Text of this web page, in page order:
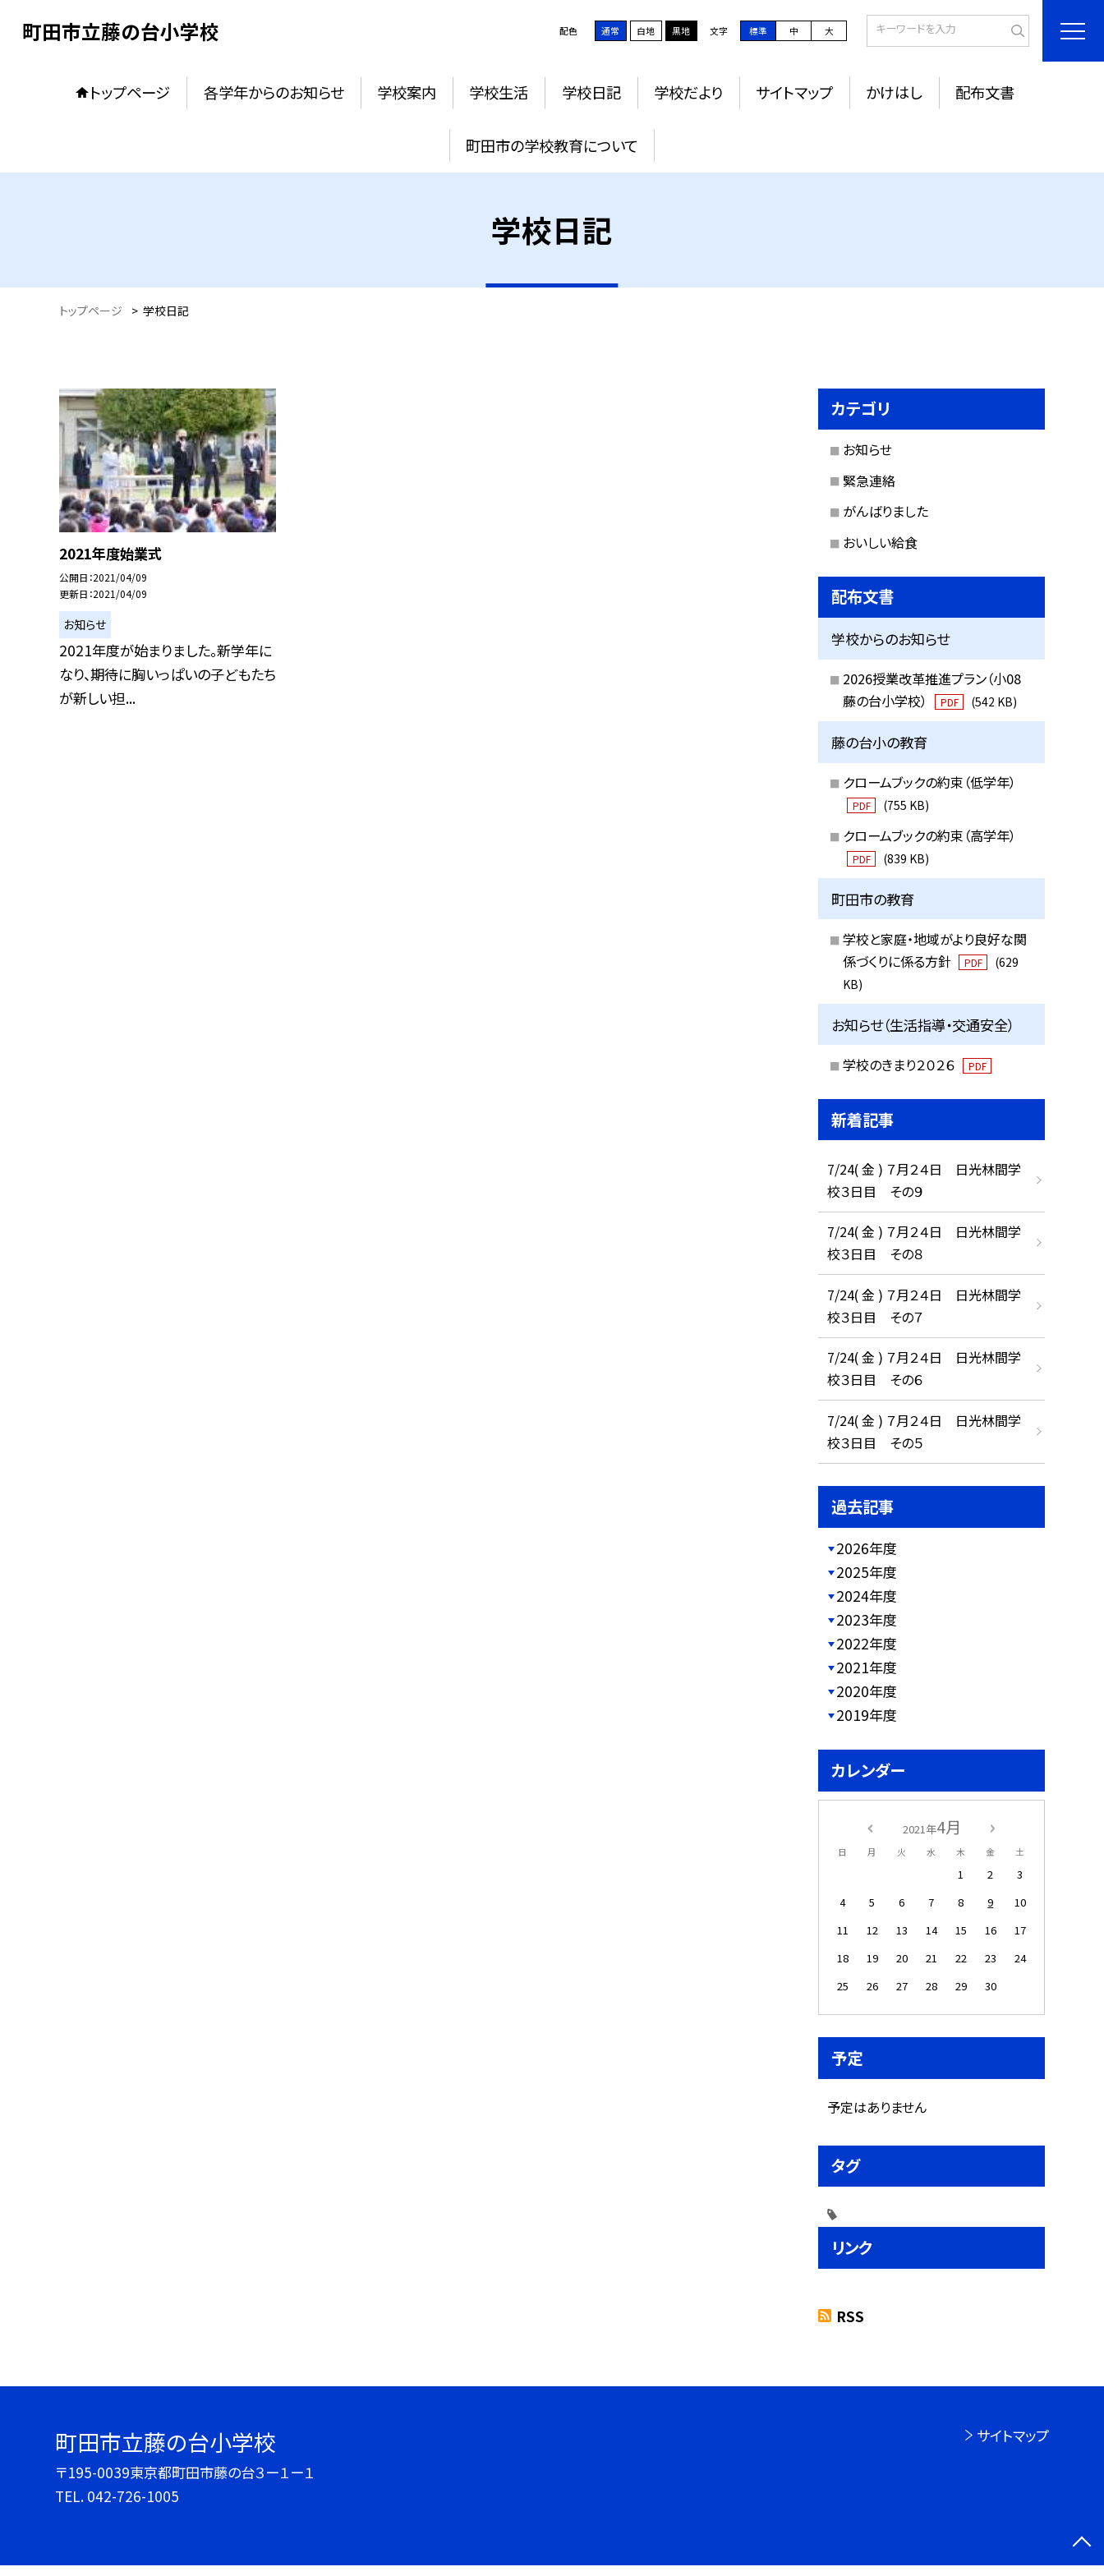
町田市立藤の台小学校 配色 通常 白地 黒地 文字 標準 中 大
トップページ 各学年からのお知らせ 学校案内 学校生活 学校日記 学校だより サイトマップ かけはし 配布文書
町田市の学校教育について
学校日記
トップページ > 学校日記
2021年度始業式
公開日 2021/04/09
更新日 2021/04/09
お知らせ
2021年度が始まりました。新学年に
なり、期待に胸いっぱいの子どもたち
が新しい担...
カテゴリ
お知らせ
緊急連絡
がんばりました
おいしい給食
配布文書
学校からのお知らせ
2026授業改革推進プラン（小08
藤の台小学校）
PDF (542 KB)
藤の台小の教育
クロームブックの約束（低学年）
PDF (755 KB)
クロームブックの約束（高学年）
PDF (839 KB)
町田市の教育
学校と家庭・地域がより良好な関
係づくりに係る方針
PDF
(629
KB)
お知らせ（生活指導・交通安全）
学校のきまり２０２６ PDF
新着記事
7/24( 金 ) ７月２４日 日光林間学
校３日目 その９
7/24( 金 ) ７月２４日 日光林間学
校３日目 その８
7/24( 金 ) ７月２４日 日光林間学
校３日目 その７
7/24( 金 ) ７月２４日 日光林間学
校３日目 その６
7/24( 金 ) ７月２４日 日光林間学
校３日目 その５
過去記事
2026年度
2025年度
2024年度
2023年度
2022年度
2021年度
2020年度
2019年度
カレンダー
2021年4月
日 月 火 水 木 金 土
1 2
3
4
5 6 7 8 9
10
11
12 13 14 15 16
17
18
19 20 21 22 23
24
25
26 27 28 29 30
予定
予定はありません
タグ
リンク
RSS
町田市立藤の台小学校
〒195-0039東京都町田市藤の台３ー１ー１
TEL. 042-726-1005
サイトマップ